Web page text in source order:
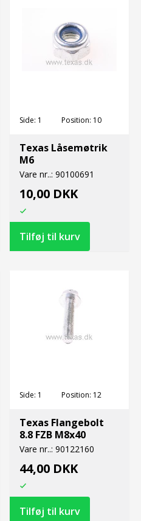
Side: 1 Position: 10
Texas Låsemøtrik
M6
Vare nr..: 90100691
10,00 DKK
Side: 1 Position: 12
Texas Flangebolt
8.8 FZB M8x40
Vare nr..: 90122160
44,00 DKK